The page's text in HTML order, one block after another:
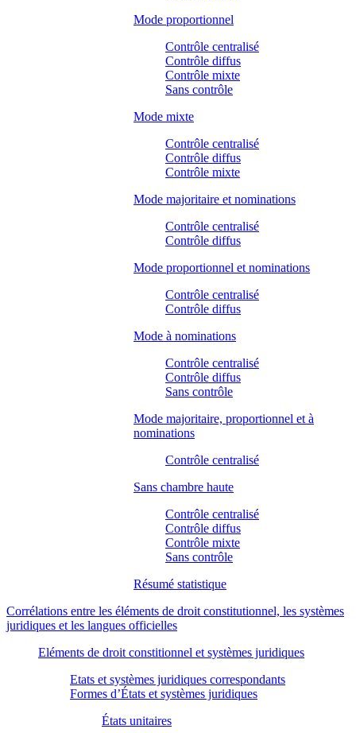
Mode proportionnel
Contrôle centralisé
Contrôle diffus
Contrôle mixte
Sans contrôle
Mode mixte
Contrôle centralisé
Contrôle diffus
Contrôle mixte
Mode majoritaire et nominations
Contrôle centralisé
Contrôle diffus
Mode proportionnel et nominations
Contrôle centralisé
Contrôle diffus
Mode à nominations
Contrôle centralisé
Contrôle diffus
Sans contrôle
Mode majoritaire, proportionnel et à
nominations
Contrôle centralisé
Sans chambre haute
Contrôle centralisé
Contrôle diffus
Contrôle mixte
Sans contrôle
Résumé statistique
Corrélations entre les éléments de droit constitutionnel, les systèmes
juridiques et les langues officielles
Eléments de droit constitionnel et systèmes juridiques
Etats et systèmes juridiques correspondants
Formes d’États et systèmes juridiques
États unitaires